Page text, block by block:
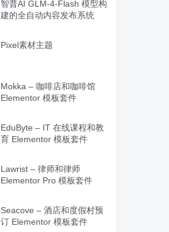
智普AI GLM-4-Flash 模型构
建的全自动内容发布系统
Pixel素材主题
Mokka – 咖啡店和咖啡馆
Elementor 模板套件
EduByte – IT 在线课程和教
育 Elementor 模板套件
Lawrist – 律师和律师
Elementor Pro 模板套件
Seacove – 酒店和度假村预
订 Elementor 模板套件